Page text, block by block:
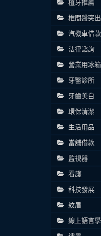
植牙推薦
椎間盤突出
汽機車借款
法律諮詢
營業用冰箱
牙醫診所
牙齒美白
環保清潔
生活用品
當舖借款
監視器
看護
科技發展
紋眉
線上語言